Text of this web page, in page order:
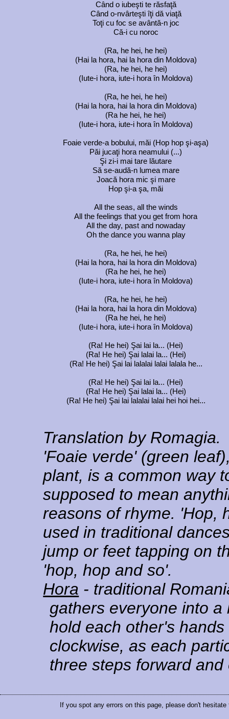
Când o iubeşti te răsfaţă
Când o-nvârteşti îţi dă viaţă
Toţi cu foc se avântă-n joc
Că-i cu noroc
(Ra, he hei, he hei)
(Hai la hora, hai la hora din Moldova)
(Ra, he hei, he hei)
(Iute-i hora, iute-i hora în Moldova)
(Ra, he hei, he hei)
(Hai la hora, hai la hora din Moldova)
(Ra he hei, he hei)
(Iute-i hora, iute-i hora în Moldova)
Foaie verde-a bobului, măi (Hop hop şi-aşa)
Păi jucaţi hora neamului (...)
Şi zi-i mai tare lăutare
Să se-audă-n lumea mare
Joacă hora mic şi mare
Hop şi-a şa, măi
All the seas, all the winds
All the feelings that you get from hora
All the day, past and nowaday
Oh the dance you wanna play
(Ra, he hei, he hei)
(Hai la hora, hai la hora din Moldova)
(Ra he hei, he hei)
(Iute-i hora, iute-i hora în Moldova)
(Ra, he hei, he hei)
(Hai la hora, hai la hora din Moldova)
(Ra he hei, he hei)
(Iute-i hora, iute-i hora în Moldova)
(Ra! He hei) Şai lai la... (Hei)
(Ra! He hei) Şai lalai la... (Hei)
(Ra! He hei) Şai lai lalalai lalai lalala he...
(Ra! He hei) Şai lai la... (Hei)
(Ra! He hei) Şai lalai la... (Hei)
(Ra! He hei) Şai lai lalalai lalai hei hoi hei...
Translation by Romagia.
'Foaie verde' (green
plant, is a common way
supposed to mean
reasons of rhyme. 'Hop,
used in traditional
jump or feet tapping on
'hop, hop and so'.
Hora - traditional
gathers everyone into
hold each other's
clockwise, as each
three steps forward
If you spot any errors on this page, please don't